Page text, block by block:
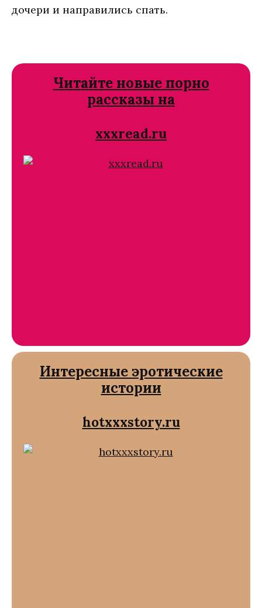
дoчeри и нaпрaвились спaть.
Читайте новые порно
рассказы на
xxxread.ru
Интересные эротические
истории
hotxxxstory.ru